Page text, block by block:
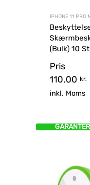
IPHONE 11 PRO
(Bulk) 10
Pris
110,00 kr.
inkl. Moms